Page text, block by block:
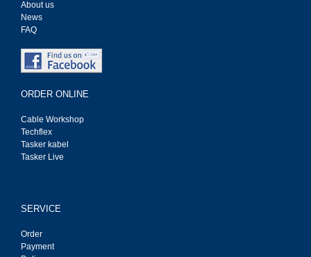
About us
News
FAQ
ORDER ONLINE
Cable Workshop
Techflex
Tasker kabel
Tasker Live
SERVICE
Order
Payment